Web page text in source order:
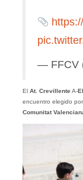
— FFCV
El At. CrevillenteA-
encuentro elegido
Comunitat